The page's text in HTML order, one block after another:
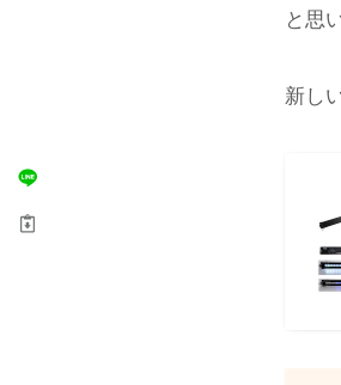
と思
新し